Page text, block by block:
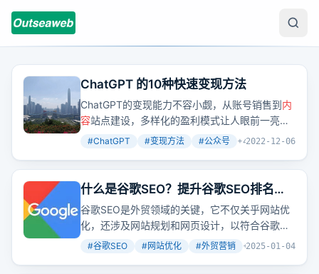
ChatGPT 的10种快速变现方法
ChatGPT的变现能力不容小觑，从账号销售到内
容站点建设，多样化的盈利模式让人眼前一亮。
想象一下，如果将这些方法整合起来，会创造出
#ChatGPT #变现方法 #公众号 +42022-12-06
什么是谷歌SEO？提升谷歌SEO排名必
须掌握的5大要点！
谷歌SEO是外贸领域的关键，它不仅关乎网站优
化，还涉及网站规划和网页设计，以符合谷歌的
排名规则，确保网站在内容、结构、链接上获得
#谷歌SEO #网站优化 #外贸营销 +2
2025-01-04